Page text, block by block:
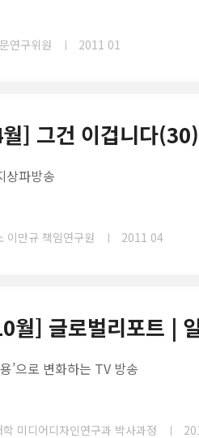
연구위원 2011 01
] 그건 이겁니다(30)
상파방송
이만규 책임연구원 2011 04
월] 글로벌리포트 |
용’으로 변화하는 TV 방송
미디어디자인연구과 박사과정